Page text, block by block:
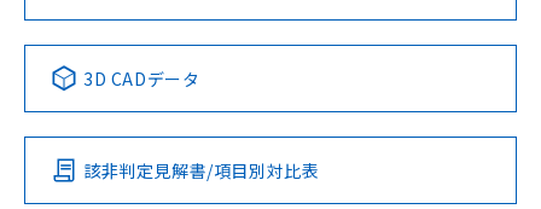
Pb Hg Cd Cr(VI)
O
No No No No
この製品の規格認証/適合状況ページへ
その他の認証はこちらのページからご検索ください
3D CADデータ
該非判定見解書/項目別対比表